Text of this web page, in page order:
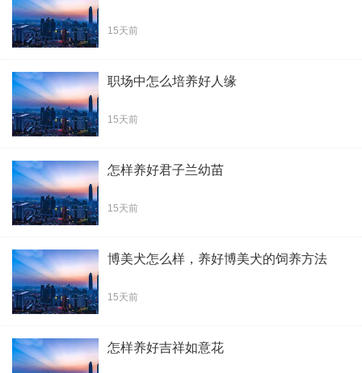
15天前
职场中怎么培养好人缘
15天前
怎样养好君子兰幼苗
15天前
博美犬怎么样，养好博美犬的饲养方法
15天前
怎样养好吉祥如意花